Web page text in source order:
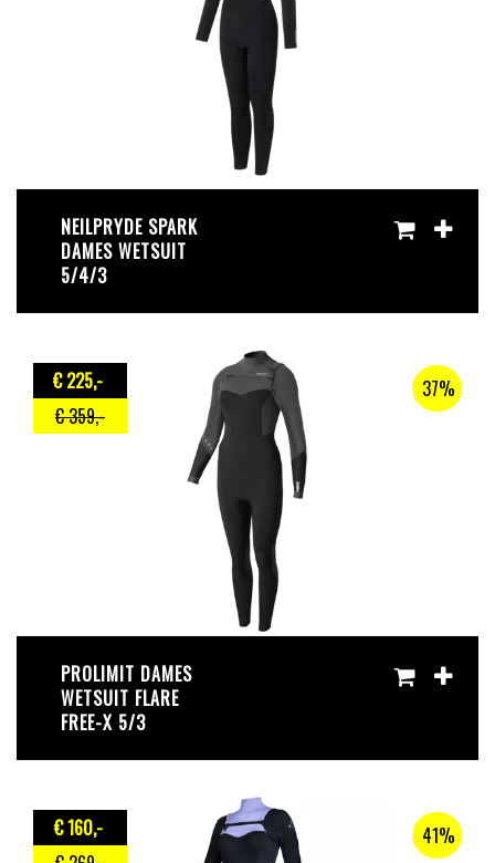
NEILPRYDE SPARK
DAMES WETSUIT
5/4/3
€ 225,-
€ 359,-
37%
PROLIMIT DAMES
WETSUIT FLARE
FREE-X 5/3
€ 160,-
41%